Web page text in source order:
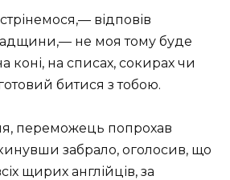
відповів
не моя тому буде
коні, на списах, сокирах чи
битися з тобою.
переможець попрохав
забрало, оголосив, що
щирих англійців, за